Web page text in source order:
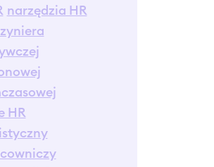
narzędzia HR
HR